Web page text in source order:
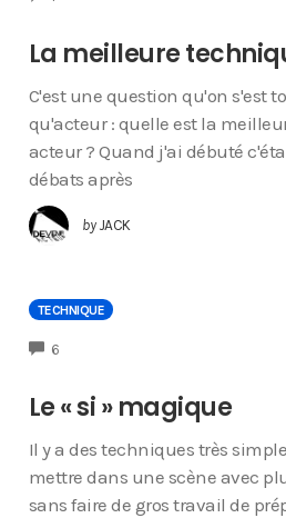
La meilleure
C'est une question qu'on s'est
qu'acteur : quelle est la
acteur ? Quand j'ai débuté
débats après
by JACK
TECHNIQUE
6COMMENTS
Le « si » magique
Il y a des techniques très
mettre dans une scène avec
sans faire de gros travail de